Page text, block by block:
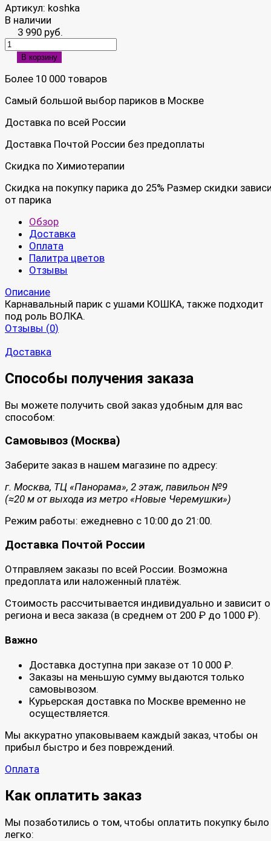
Артикул: koshka
В наличии
3 990 руб.
В корзину
Более 10 000 товаров
Самый большой выбор париков в Москве
Доставка по всей России
Доставка Почтой России без предоплаты
Скидка по Химиотерапии
Скидка на покупку парика до 25% Размер скидки
от парика
Обзор
Доставка
Оплата
Палитра цветов
Отзывы
Описание
Карнавальный парик с ушами КОШКА, также подходит
под роль ВОЛКА.
Отзывы (0)
Доставка
Способы получения заказа
Вы можете получить свой заказ удобным для вас
способом:
Самовывоз (Москва)
Заберите заказ в нашем магазине по адресу:
г. Москва, ТЦ «Панорама», 2 этаж, павильон №9
(≈20 м от выхода из метро «Новые Черемушки»)
Режим работы: ежедневно с 10:00 до 21:00.
Доставка Почтой России
Отправляем заказы по всей России. Возможна
предоплата или наложенный платёж.
Стоимость рассчитывается индивидуально и зависит
региона и веса заказа (в среднем от 200 ₽ до 1000 ₽).
Важно
Доставка доступна при заказе от 10 000 ₽.
Заказы на меньшую сумму выдаются только
самовывозом.
Курьерская доставка по Москве временно не
осуществляется.
Мы аккуратно упаковываем каждый заказ, чтобы он
прибыл быстро и без повреждений.
Оплата
Как оплатить заказ
Мы позаботились о том, чтобы оплатить покупку было
легко: